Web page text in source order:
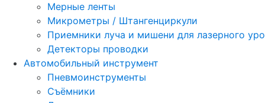
Мерные ленты
Микрометры / Штангенциркули
Приемники луча и мишени для лазерного
Детекторы проводки
Автомобильный инструмент
Пневмоинструменты
Съёмники